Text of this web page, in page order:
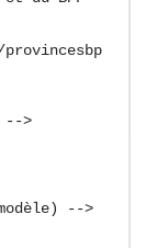
-->
<!-- FIN bpfcartesliensffct (modèle) -->